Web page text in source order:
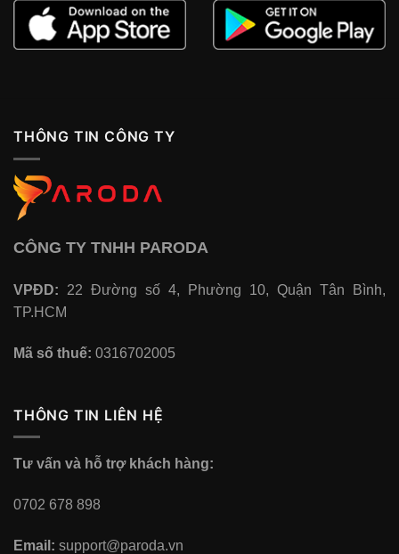
THÔNG TIN CÔNG TY
CÔNG TY TNHH PARODA
VPĐD: 22 Đường số 4, Phường 10, Quận Tân Bình,
TP.HCM
Mã số thuế: 0316702005
THÔNG TIN LIÊN HỆ
Tư vấn và hỗ trợ khách hàng:
0702 678 898
Email: support@paroda.vn